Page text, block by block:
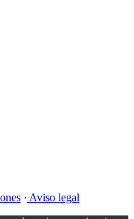
· Aviso legal